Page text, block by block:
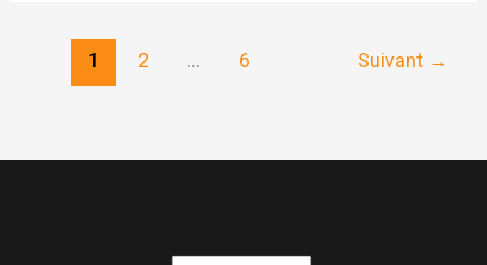
Déconnectez
1 2 … 6 Suivant →